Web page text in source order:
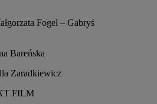
Fogel – Gabryś
Bareńska
Zaradkiewicz
FILM